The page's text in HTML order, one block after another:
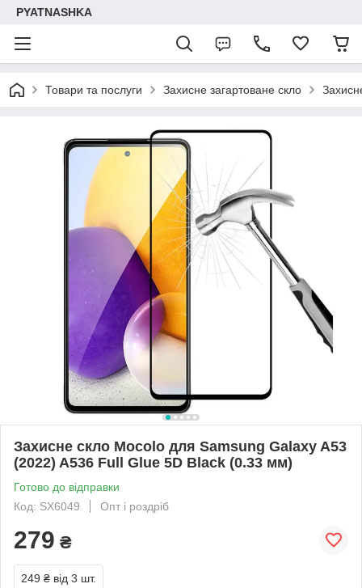
PYATNASHKA
Товари та послуги Захисне загартоване скло
Захисне скло Mocolo для Samsung Galaxy A53
(2022) A536 Full Glue 5D Black (0.33 мм)
Готово до відправки
Код: SX6049
Опт і роздріб
279 ₴
249 ₴ від 3 шт.